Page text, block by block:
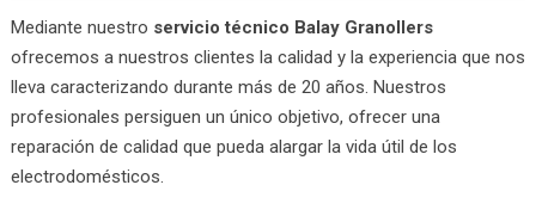
Mediante nuestro servicio técnico Balay Granollers
ofrecemos a nuestros clientes la calidad y la experiencia que nos
lleva caracterizando durante más de 20 años. Nuestros
profesionales persiguen un único objetivo, ofrecer una
reparación de calidad que pueda alargar la vida útil de los
electrodomésticos.